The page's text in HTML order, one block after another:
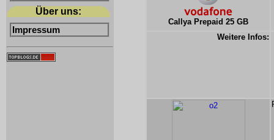
Über uns:
Impressum
Callya Prepaid 25 GB
Weitere Infos: